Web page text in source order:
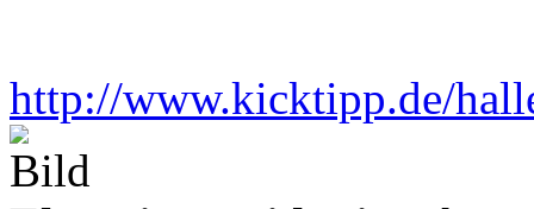
http://www.kicktipp.de/